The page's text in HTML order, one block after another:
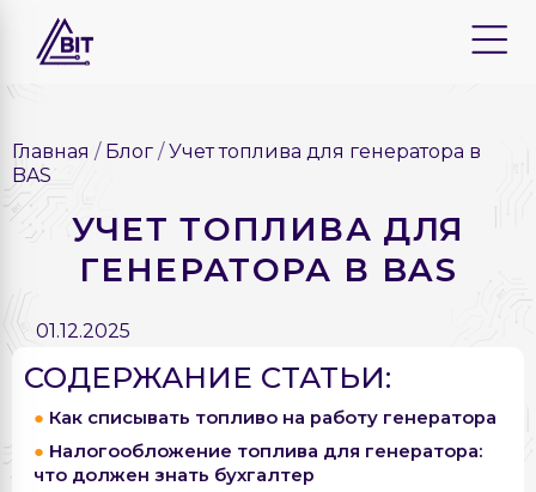
Главная Блог
Учет топлива для генератора в
BAS
УЧЕТ ТОПЛИВА ДЛЯ
ГЕНЕРАТОРА В BAS
01.12.2025
СОДЕРЖАНИЕ СТАТЬИ:
Как списывать топливо на работу генератора
Налогообложение топлива для генератора:
что должен знать бухгалтер